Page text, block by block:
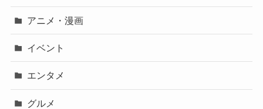
アニメ・漫画
イベント
エンタメ
グルメ